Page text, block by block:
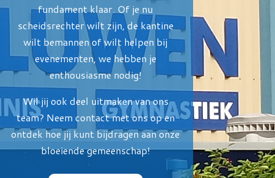
fundament klaar. Of je nu
scheidsrechter wilt zijn, de kantine
wilt bemannen of wilt helpen bij
evenementen, we hebben je
enthousiasme nodig!
Wil jij ook deel uitmaken van ons
team? Neem contact met ons op en
ontdek hoe jij kunt bijdragen aan onze
bloeiende gemeenschap!